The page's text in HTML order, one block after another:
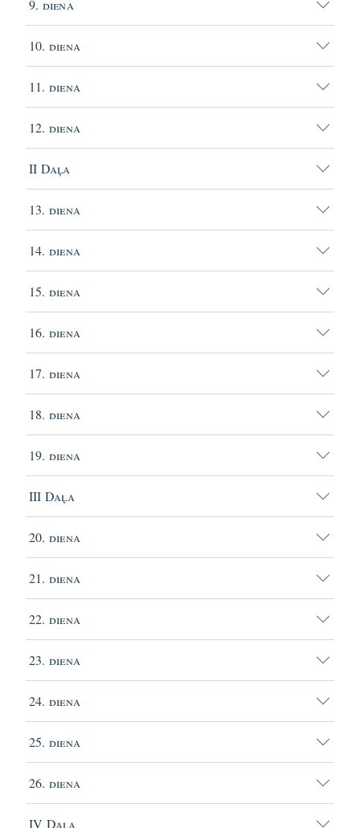
9. diena
10. diena
11. diena
12. diena
II Daļa
13. diena
14. diena
15. diena
16. diena
17. diena
18. diena
19. diena
III Daļa
20. diena
21. diena
22. diena
23. diena
24. diena
25. diena
26. diena
IV Daļa